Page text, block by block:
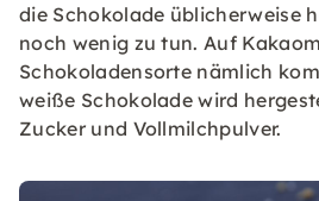
die Schokolade üblicherweise
noch wenig zu tun. Auf
Schokoladensorte nämlich
weiße Schokolade wird
Zucker und Vollmilchpulver.